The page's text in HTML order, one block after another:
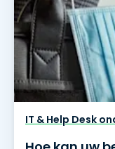
IT & Help Desk